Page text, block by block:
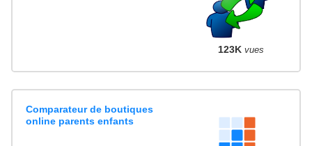
123K vues
Comparateur de boutiques
online parents enfants